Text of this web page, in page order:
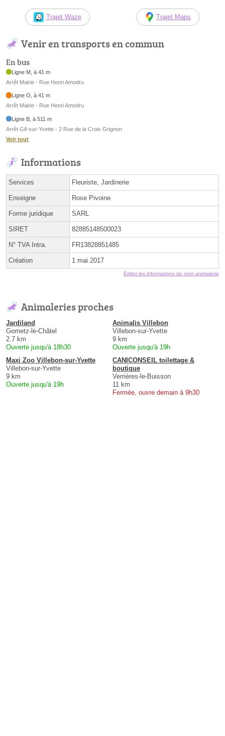
Trajet Waze Trajet Maps
Venir en transports en commun
En bus
Ligne M, à 41 m
Arrêt Mairie - Rue Henri Amodru
Ligne O, à 41 m
Arrêt Mairie - Rue Henri Amodru
Ligne B, à 511 m
Arrêt Gif-sur-Yvette - 2 Rue de la Croix Grignon
Voir tout
Informations
Services Fleuriste, Jardinerie
Enseigne Rose Pivoine
Forme juridique SARL
SIRET 82885148500023
N° TVA Intra. FR13828851485
Création 1 mai 2017
Éditer les informations de mon animalerie
Animaleries proches
Jardiland
Gometz-le-Châtel
2.7 km
Ouverte jusqu'à 18h30
Animalis Villebon
Villebon-sur-Yvette
9 km
Ouverte jusqu'à 19h
Maxi Zoo Villebon-sur-Yvette
Villebon-sur-Yvette
9 km
Ouverte jusqu'à 19h
CANICONSEIL toilettage &
boutique
Verrières-le-Buisson
11 km
Fermée, ouvre demain à 9h30